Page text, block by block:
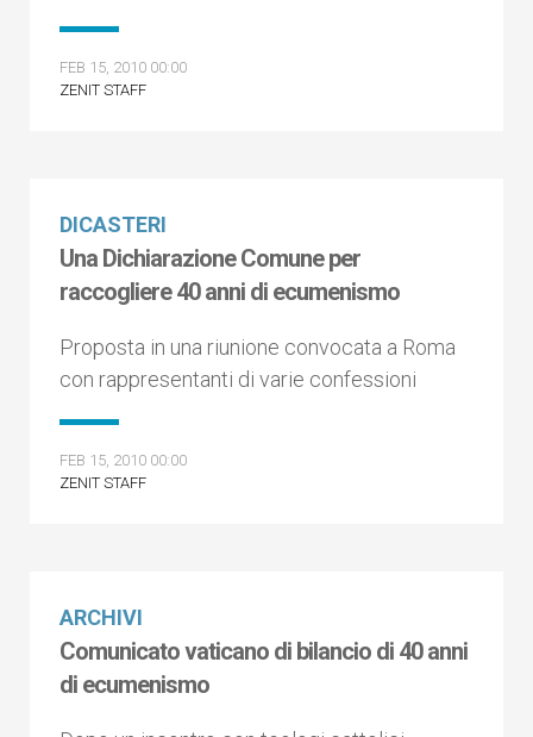
FEB 15, 2010 00:00
ZENIT STAFF
DICASTERI
Una Dichiarazione Comune per
raccogliere 40 anni di ecumenismo
Proposta in una riunione convocata a Roma
con rappresentanti di varie confessioni
FEB 15, 2010 00:00
ZENIT STAFF
ARCHIVI
Comunicato vaticano di bilancio di 40 anni
di ecumenismo